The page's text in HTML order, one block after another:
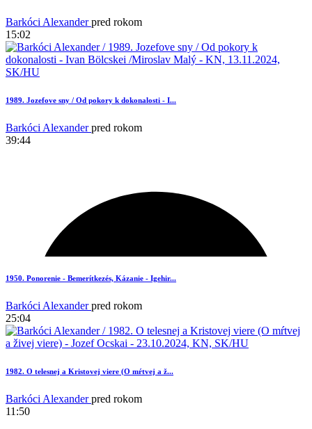
5
Barkóci Alexanderpred rokom
15:02
1989. Jozefove sny / Od pokory k dokonalosti - I...
Barkóci Alexanderpred rokom
39:44
1950. Ponorenie - Bemerítkezés, Kázanie - Igehir...
Barkóci Alexanderpred rokom
25:04
1982. O telesnej a Kristovej viere (O mŕtvej a ž...
Barkóci Alexanderpred rokom
11:50